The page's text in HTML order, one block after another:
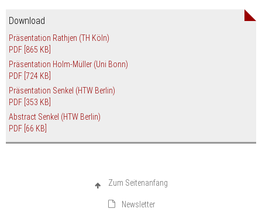
Download
Präsentation Rathjen (TH Köln)
PDF [865 KB]
Präsentation Holm-Müller (Uni Bonn)
PDF [724 KB]
Präsentation Senkel (HTW Berlin)
PDF [353 KB]
Abstract Senkel (HTW Berlin)
PDF [66 KB]
Zum Seitenanfang
Newsletter